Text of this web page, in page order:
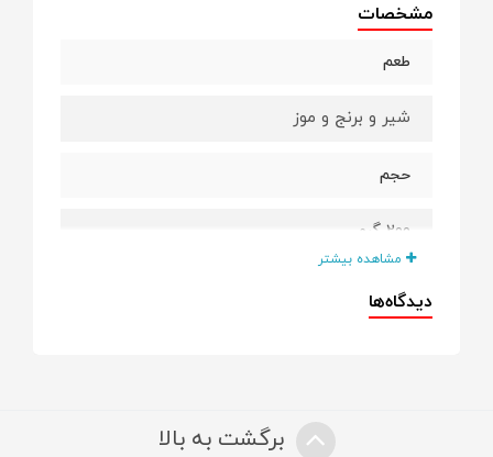
مشخصات
طعم
شیر و برنج و موز
حجم
200 گرم
مناسب برای
مشاهده بیشتر
دیدگاه‌ها
برگشت به بالا